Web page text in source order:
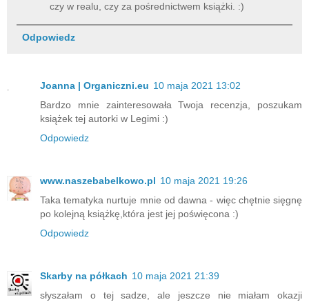
czy w realu, czy za pośrednictwem książki. :)
Odpowiedz
Joanna | Organiczni.eu 10 maja 2021 13:02
Bardzo mnie zainteresowała Twoja recenzja, poszukam
książek tej autorki w Legimi :)
Odpowiedz
www.naszebabelkowo.pl 10 maja 2021 19:26
Taka tematyka nurtuje mnie od dawna - więc chętnie sięgnę
po kolejną książkę,która jest jej poświęcona :)
Odpowiedz
Skarby na półkach 10 maja 2021 21:39
słyszałam o tej sadze, ale jeszcze nie miałam okazji